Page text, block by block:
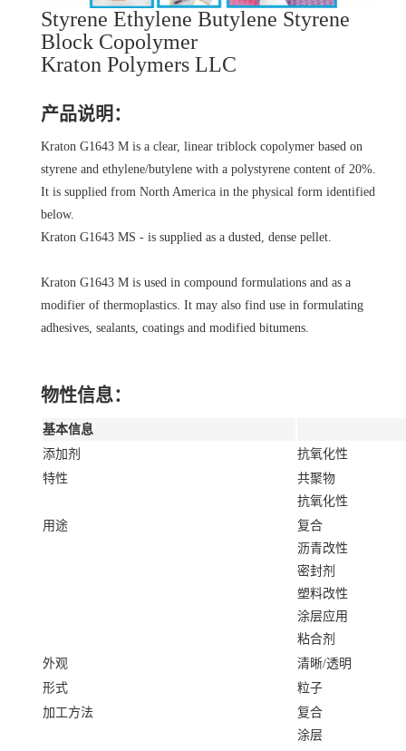
Styrene Ethylene Butylene Styrene
Block Copolymer
Kraton Polymers LLC
产品说明：
Kraton G1643 M is a clear, linear triblock copolymer based on
styrene and ethylene/butylene with a polystyrene content of 20%.
It is supplied from North America in the physical form identified
below.
Kraton G1643 MS - is supplied as a dusted, dense pellet.
Kraton G1643 M is used in compound formulations and as a
modifier of thermoplastics. It may also find use in formulating
adhesives, sealants, coatings and modified bitumens.
物性信息：
基本信息
添加剂
抗氧化性
特性
共聚物
抗氧化性
用途
复合
沥青改性
密封剂
塑料改性
涂层应用
粘合剂
外观
清晰/透明
形式
粒子
加工方法
复合
涂层